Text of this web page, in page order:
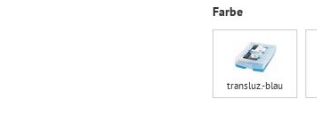
Farbe
transluz.-blau